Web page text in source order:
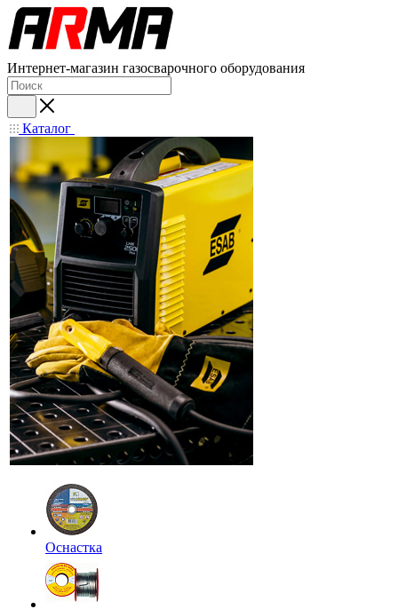
Интернет-магазин газосварочного оборудования
Каталог
Оснастка